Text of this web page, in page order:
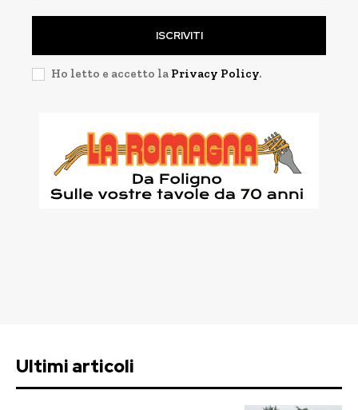
ISCRIVITI
Ho letto e accetto la Privacy Policy.
Ultimi articoli